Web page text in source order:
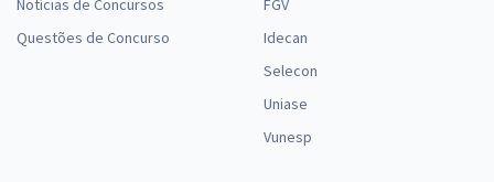
Notícias de Concursos
Questões de Concurso
FGV
Idecan
Selecon
Uniase
Vunesp